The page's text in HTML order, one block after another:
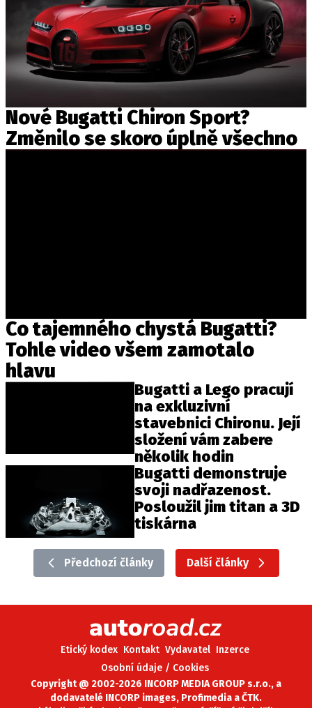
Nové Bugatti Chiron Sport?
Změnilo se skoro úplně všechno
Co tajemného chystá Bugatti?
Tohle video všem zamotalo
hlavu
Bugatti a Lego pracují
na exkluzivní
stavebnici Chironu. Její
složení vám zabere
několik hodin
Bugatti demonstruje
svoji nadřazenost.
Posloužil jim titan a 3D
tiskárna
Předchozí články Další články
Etický kodex Kontakt Vydavatel Inzerce
Osobní údaje / Cookies
Copyright @ 2002-2026 INCORP MEDIA GROUP s.r.o., a
dodavatelé INCORP images, Profimedia a ČTK.